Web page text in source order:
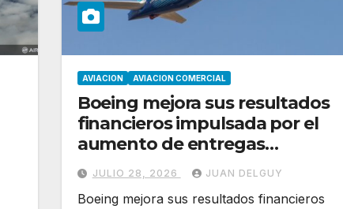
AVIACION AVIACION COMERCIAL
Boeing mejora sus resultados
financieros impulsada por el
aumento de entregas
comerciales
JULIO 28, 2026 JUAN DELGUY
Boeing mejora sus resultados financieros